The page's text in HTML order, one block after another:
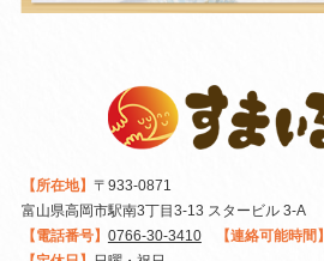
【所在地】 〒933-0871
富山県高岡市駅南3丁目3-13 スタービル 3-A
【電話番号】 0766-30-3410 【連絡可能時間】